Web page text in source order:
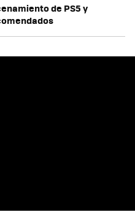
de PS5 y